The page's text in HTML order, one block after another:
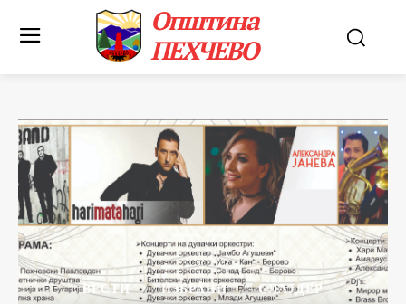
Општина
ПЕХЧЕВО
ВЕСТИ ИЗБРАНИ СЛАЈДЕР